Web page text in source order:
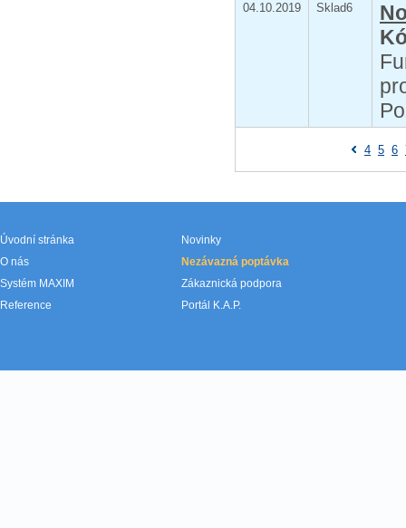
04.10.2019 Sklad6
4 5 6
Úvodní stránka
O nás
Systém MAXIM
Reference
Novinky
Nezávazná poptávka
Zákaznická podpora
Portál K.A.P.